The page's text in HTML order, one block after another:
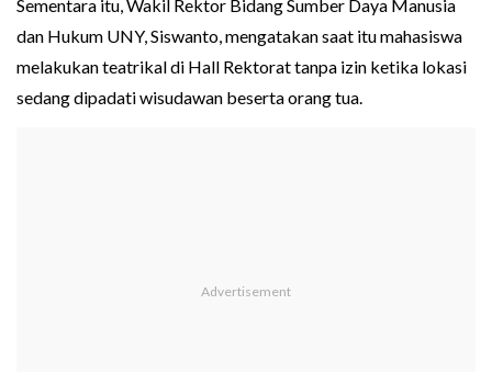
Sementara itu, Wakil Rektor Bidang Sumber Daya Manusia
dan Hukum UNY, Siswanto, mengatakan saat itu mahasiswa
melakukan teatrikal di Hall Rektorat tanpa izin ketika lokasi
sedang dipadati wisudawan beserta orang tua.